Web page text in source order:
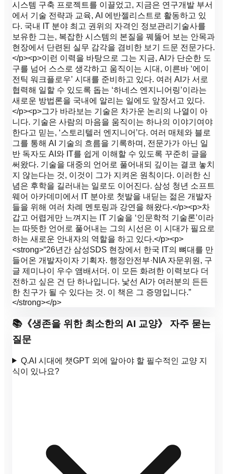
시스템 구축 프로젝트를 이끌었고, 지금은 연구개발 부서
에서 기술 전략과 교육, AI 에반젤리스트로 활동하고 있
다. 국내 IT 분야 최고 권위의 자격인 정보관리기술사를
보유한 그는, 복잡한 시스템의 본질을 꿰뚫어 보는 안목과
현장에서 단련된 실무 감각을 겸비한 보기 드문 전문가다.
</p><p>이런 이력을 바탕으로 그는 지금, AI가 단순한 도
구를 넘어 스스로 생각하고 움직이는 시대, 이른바 ‘에이
전틱 워크플로우’ 시대를 준비하고 있다. 여러 AI가 서로
협력해 일할 수 있도록 돕는 ‘하네스 엔지니어링’이라는
새로운 방법론을 국내에 알리는 일에도 앞장서고 있다.
</p><p>그가 바라보는 기술은 차가운 논리의 나열이 아
니다. 기술은 사람의 마음을 움직이는 하나의 이야기여야
한다고 믿는, ‘스토리텔러 엔지니어’다. 여러 매체와 블로
그를 통해 AI 기술의 흐름을 기록하며, 전문가가 아닌 일
반 독자도 AI와 IT를 쉽게 이해할 수 있도록 꾸준히 글을
써왔다. 기술을 대중의 언어로 풀어내되 깊이는 결코 놓치
지 않는다는 것, 이것이 그가 지켜온 원칙이다. 이러한 신
념은 후학을 길러내는 일로도 이어진다. 삼성 청년 소프트
웨어 아카데미에서 IT 분야로 첫발을 내딛는 젊은 개발자
들을 위해 여러 차례 멘토링과 강연을 해왔다.</p><p>차
갑고 어렵게만 느껴지는 IT 기술을 ‘인문학적 기술론’이라
는 따뜻한 언어로 풀어내는 그의 시선은 이 시대가 필요로
하는 새로운 안내자의 역할을 하고 있다.</p><p>
<strong>“26년간 삼성SDS 현장에서 한국 IT의 뼈대를 만
들어온 개발자이자 기획자. 행정안전부·NIA 자문위원, 구
글 제미나이 우수 앰배서더. 이 모든 화려한 이력보다 더
전하고 싶은 건 단 하나입니다. 낯선 AI가 여러분의 든든
한 친구가 될 수 있다는 것. 이 책은 그 증명입니다.”
</strong></p>
📚 《생존을 위한 최소한의 AI 교양》 자주 묻는
질문
Q.AI 시대에 챗GPT 외에 알아야 할 필수적인 교양 지
식이 있나요?